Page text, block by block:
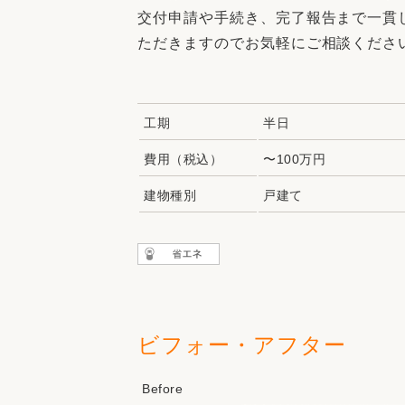
交付申請や手続き、完了報告まで一貫
ただきますのでお気軽にご相談くださ
工期 半日
費用（税込） 〜100万円
建物種別 戸建て
ビフォー・アフター